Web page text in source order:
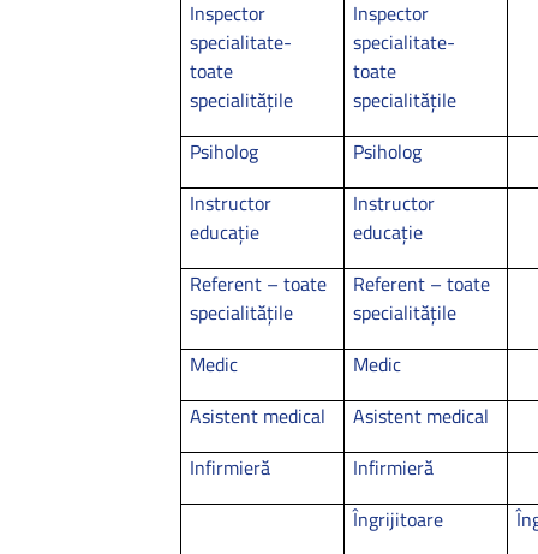
Inspector
specialitate-
toate
specialităţile
Inspector
specialitate-
toate
specialităţile
Psiholog
Psiholog
Instructor
educaţie
Instructor
educaţie
Referent – toate
specialităţile
Referent – toate
specialităţile
Medic
Medic
Asistent medical
Asistent medical
Infirmieră
Infirmieră
Îngrijitoare